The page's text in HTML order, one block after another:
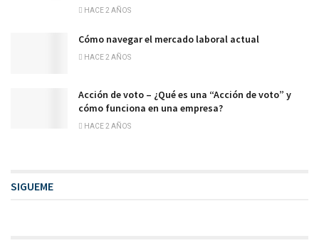
HACE 2 AÑOS
Cómo navegar el mercado laboral actual
HACE 2 AÑOS
Acción de voto – ¿Qué es una “Acción de voto” y
cómo funciona en una empresa?
HACE 2 AÑOS
SIGUEME